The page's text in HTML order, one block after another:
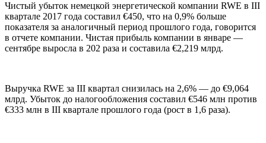
Чистый убыток немецкой энергетической компании RWE в III
квартале 2017 года составил €450, что на 0,9% больше
показателя за аналогичный период прошлого года, говорится
в отчете компании. Чистая прибыль компании в январе —
сентябре выросла в 202 раза и составила €2,219 млрд.
Выручка RWE за III квартал снизилась на 2,6% — до €9,064
млрд. Убыток до налогообложения составил €546 млн против
€333 млн в III квартале прошлого года (рост в 1,6 раза).